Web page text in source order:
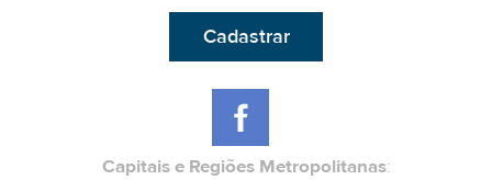
Cadastrar
Capitais e Regiões Metropolitanas: